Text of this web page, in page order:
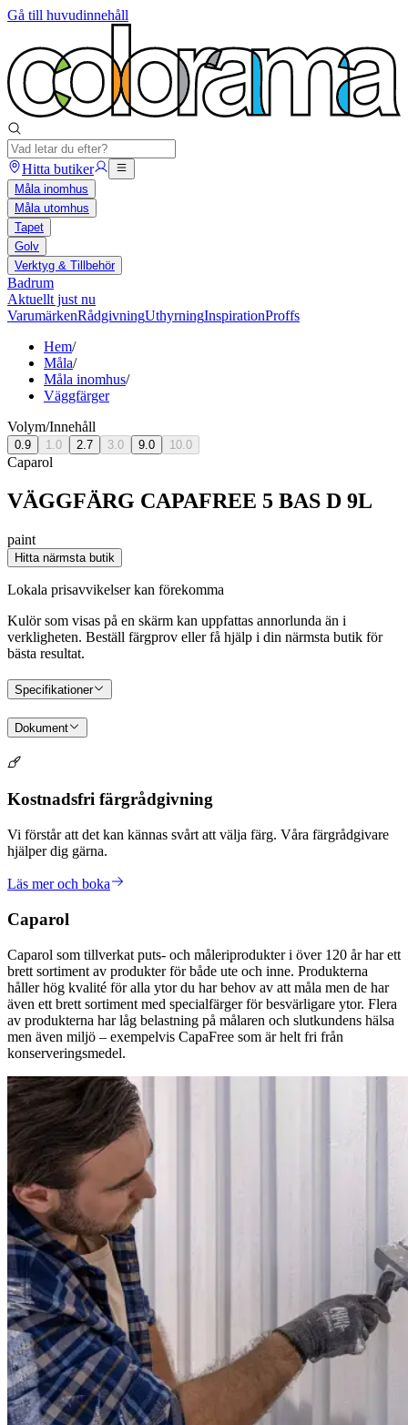
Gå till huvudinnehåll
Hitta butiker
Måla inomhus
Måla utomhus
Tapet
Golv
Verktyg & Tillbehör
Badrum
Aktuellt just nu
VarumärkenRådgivningUthyrningInspirationProffs
Hem/
Måla/
Måla inomhus/
Väggfärger
Volym/Innehåll
0.9 1.0 2.7 3.0 9.0 10.0
Caparol
VÄGGFÄRG CAPAFREE 5 BAS D 9L
paint
Hitta närmsta butik
Lokala prisavvikelser kan förekomma
Kulör som visas på en skärm kan uppfattas annorlunda än i
verkligheten. Beställ färgprov eller få hjälp i din närmsta butik för
bästa resultat.
Specifikationer
Dokument
Kostnadsfri färgrådgivning
Vi förstår att det kan kännas svårt att välja färg. Våra färgrådgivare
hjälper dig gärna.
Läs mer och boka
Caparol
Caparol som tillverkat puts- och måleriprodukter i över 120 år har ett
brett sortiment av produkter för både ute och inne. Produkterna
håller hög kvalité för alla ytor du har behov av att måla men de har
även ett brett sortiment med specialfärger för besvärligare ytor. Flera
av produkterna har låg belastning på målaren och slutkundens hälsa
men även miljö – exempelvis CapaFree som är helt fri från
konserveringsmedel.